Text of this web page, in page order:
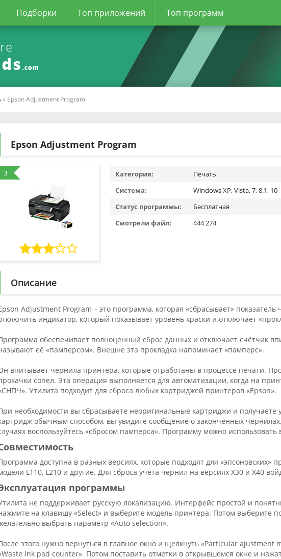
Подборки Топ приложений Топ программ
» Epson Adjustment Program
Epson Adjustment Program
3 Категория:
Печать
Система:
Windows XP, Vista, 7, 8.1, 10
Статус программы:
Бесплатная
Смотрели файл:
444 274
Описание
Adjustment Program – это программа, которая «сбрасывает»
индикатор, который показывает уровень краски и отключает
обеспечивает полноценный сброс данных и отключает счётчик
её «памперсом». Внешне эта прокладка напоминает «памперс».
впитывает чернила принтера, которые отработаны в процессе печати.
сопел. Эта операция выполняется для автоматизации, когда на
Утилита подходит для сброса любых картриджей принтеров «Epson».
необходимости вы сбрасываете неоригинальные картриджи и
обычным способом, вы увидите сообщение о законченных
воспользуйтесь «сбросом памперса». Программу можно
доступна в разных версиях, которые подходят для «эпсоновских»
L110, L210 и другие. Для сброса учёта чернил на версиях X30 и X40
программы
не поддерживает русскую локализацию. Интерфейс простой и
на клавишу «Select» и выберите модель принтера. Потом выберите
выбрать параметр «Auto selection».
этого нужно вернуться в главное окно и щелкнуть «Particular ajustment
ink pad counter». Потом поставить отметки в открывшемся окне и